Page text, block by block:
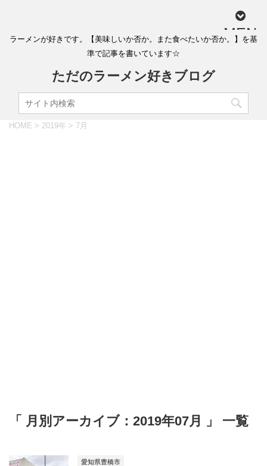
MEN
ラーメンが好きです。【美味しいか否か。また食べたいか否か。】を基
準で記事を書いています☆
ただのラーメン好きブログ
HOME > 2019年 > 7月
「 月別アーカイブ：2019年07月 」 一覧
愛知県豊橋市